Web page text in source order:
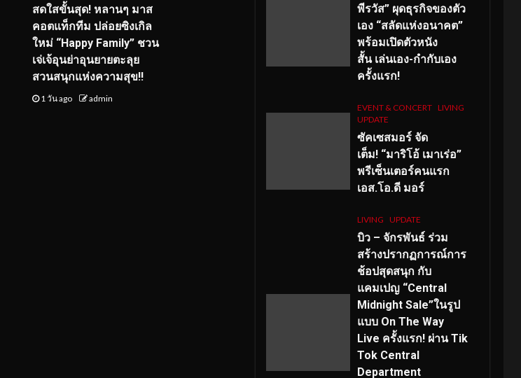
สดใสขั้นสุด! หลานๆ มาส
คอตแท็กทีม ปล่อยซิงเกิล
ใหม่ “Happy Family” ชวน
เจ่เจ้อุนย่าอุนยายตะลุย
สวนสนุกแห่งความสุข!!
1 วัน ago admin
พีรวัส” ผุดธุรกิจของตัว
เอง “สลัดแห่งอนาคต”
พร้อมเปิดตัวหนัง
สั้น เล่นเอง-กำกับเอง
ครั้งแรก!
EVENT & CONCERT LIVING
UPDATE
ซัคเซสมอร์ จัด
เต็ม! “มาริโอ้ เมาเร่อ”
พรีเซ็นเตอร์คนแรก
เอส.โอ.ดี มอร์
LIVING UPDATE
บิว – จักรพันธ์ ร่วม
สร้างปรากฏการณ์การ
ช้อปสุดสนุก กับ
แคมเปญ “Central
Midnight Sale”ในรูป
แบบ On The Way
Live ครั้งแรก! ผ่าน Tik
Tok Central
Department